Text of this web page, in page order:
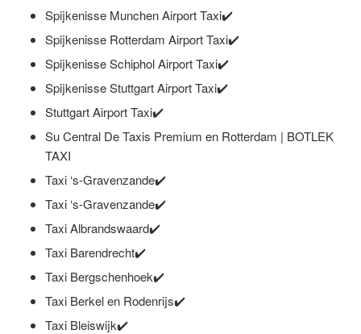
Spijkenisse Munchen Airport Taxi✔️
Spijkenisse Rotterdam Airport Taxi✔️
Spijkenisse Schiphol Airport Taxi✔️
Spijkenisse Stuttgart Airport Taxi✔️
Stuttgart Airport Taxi✔️
Su Central De Taxis Premium en Rotterdam | BOTLEK
TAXI
Taxi ‘s-Gravenzande✔️
Taxi ‘s-Gravenzande✔️
Taxi Albrandswaard✔️
Taxi Barendrecht✔️
Taxi Bergschenhoek✔️
Taxi Berkel en Rodenrijs✔️
Taxi Bleiswijk✔️